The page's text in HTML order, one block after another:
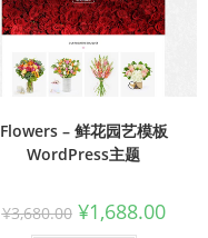
Flowers – 鲜花园艺模板
WordPress主题
¥3,680.00 ¥1,688.00